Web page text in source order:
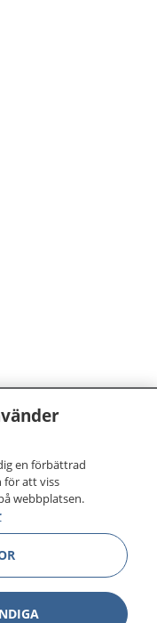
och vård
information om
kan kontakta.
göra dina
1177 för
en förbättrad
för att viss
webbplatsen.